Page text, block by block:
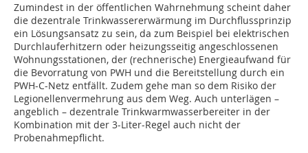
Zumindest in der öffentlichen Wahrnehmung scheint daher
die dezentrale Trinkwassererwärmung im Durchflussprinzip
ein Lösungsansatz zu sein, da zum Beispiel bei elektrischen
Durchlauferhitzern oder heizungsseitig angeschlossenen
Wohnungsstationen, der (rechnerische) Energieaufwand für
die Bevorratung von PWH und die Bereitstellung durch ein
PWH-C-Netz entfällt. Zudem gehe man so dem Risiko der
Legionellenvermehrung aus dem Weg. Auch unterlägen –
angeblich – dezentrale Trinkwarmwasserbereiter in der
Kombination mit der 3-Liter-Regel auch nicht der
Probenahmepflicht.